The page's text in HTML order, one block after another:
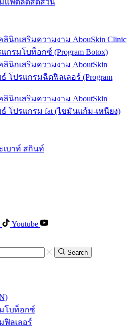
แฟตลดสัดส่วน
นิกเสริมความงาม AbouSkin Clinic
กรมโบท็อกซ์ (Program Botox)
นิกเสริมความงาม AboutSkin
โปรแกรมฉีดฟิลเลอร์ (Program
นิกเสริมความงาม AboutSkin
โปรแกรม fat (ไขมันแก้ม-เหนียง)
บาท์ สกินท์
Youtube
Search
โบท็อกซ์
ฟิลเลอร์